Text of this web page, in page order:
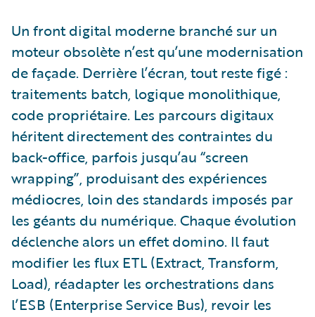
Un front digital moderne branché sur un
moteur obsolète n’est qu’une modernisation
de façade. Derrière l’écran, tout reste figé :
traitements batch, logique monolithique,
code propriétaire. Les parcours digitaux
héritent directement des contraintes du
back-office, parfois jusqu’au “screen
wrapping”, produisant des expériences
médiocres, loin des standards imposés par
les géants du numérique. Chaque évolution
déclenche alors un effet domino. Il faut
modifier les flux ETL (Extract, Transform,
Load), réadapter les orchestrations dans
l’ESB (Enterprise Service Bus), revoir les